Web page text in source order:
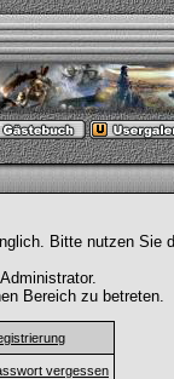
Bitte nutzen
Bereich zu betreten.
vergessen